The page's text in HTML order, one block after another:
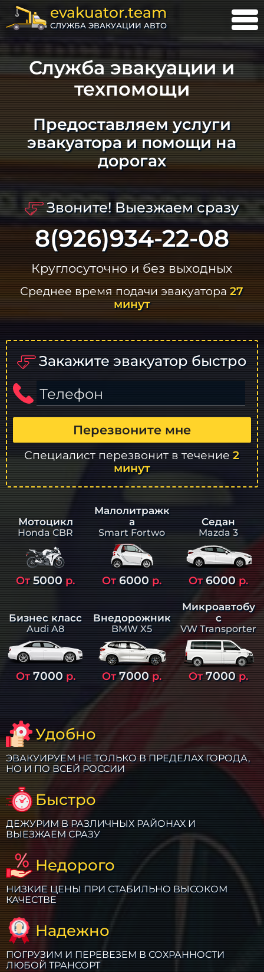
evakuator.team
СЛУЖБА ЭВАКУАЦИИ АВТО
Служба эвакуации и
техпомощи
Предоставляем услуги
эвакуатора и помощи на
дорогах
Звоните! Выезжаем сразу
8(926)934-22-08
Круглосуточно и без выходных
Среднее время подачи эвакуатора27
минут
Закажите эвакуатор быстро
Телефон
Перезвоните мне
Специалист перезвонит в течение2
минут
Мотоцикл
Honda CBR
От5000 р.
Малолитражк
а
Smart Fortwo
От6000 р.
Седан
Mazda 3
От6000р.
Бизнес класс
Audi A8
От7000р.
Внедорожник
BMW X5
От7000р.
Микроавтобу
с
VW Transporter
От7000р.
Удобно
ЭВАКУИРУЕМ НЕ ТОЛЬКО В ПРЕДЕЛАХ ГОРОДА,
НО И ПО ВСЕЙ РОССИИ
Быстро
ДЕЖУРИМ В РАЗЛИЧНЫХ РАЙОНАХ И
ВЫЕЗЖАЕМ СРАЗУ
Недорого
НИЗКИЕ ЦЕНЫ ПРИ СТАБИЛЬНО ВЫСОКОМ
КАЧЕСТВЕ
Надежно
ПОГРУЗИМ И ПЕРЕВЕЗЕМ В СОХРАННОСТИ
ЛЮБОЙ ТРАНСОРТ